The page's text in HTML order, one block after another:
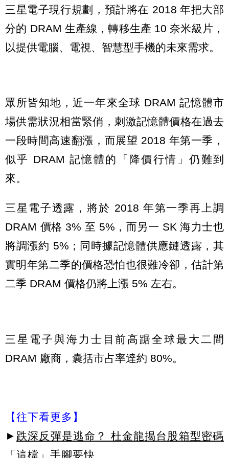
三星電子現行規劃，預計將在 2018 年把大部
分的 DRAM 生產線，轉移生產 10 奈米級片，
以提供電腦、電視、智慧型手機的未來需求。
眾所皆知地，近一年來全球 DRAM 記憶體市
場供需狀況相當緊俏，刺激記憶體價格在過去
一段時間高速翻漲，而展望 2018 年第一季，
似乎 DRAM 記憶體的「降價行情」仍難到
來。
三星電子透露，將於 2018 年第一季再上調
DRAM 價格 3% 至 5%，而另一 SK 海力士也
將調漲約 5%；同時據記憶體供應鏈透露，其
實明年第二季的價格恐怕也很難冷卻，估計第
二季 DRAM 價格仍將上漲 5% 左右。
三星電子與海力士目前高踞全球最大二間
DRAM 廠商，囊括市占率達約 80%。
【往下看更多】
► 跌深反彈是逃命？ 杜金龍揭台股箱型密碼
「這檔」手腳要快